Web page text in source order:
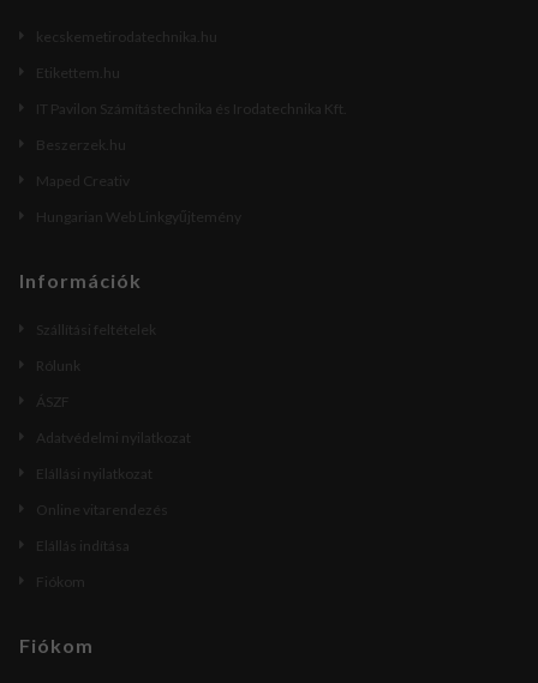
kecskemetirodatechnika.hu
Etikettem.hu
IT Pavilon Számítástechnika és Irodatechnika Kft.
Beszerzek.hu
Maped Creativ
Hungarian Web Linkgyűjtemény
Információk
Szállítási feltételek
Rólunk
ÁSZF
Adatvédelmi nyilatkozat
Elállási nyilatkozat
Online vitarendezés
Elállás indítása
Fiókom
Fiókom